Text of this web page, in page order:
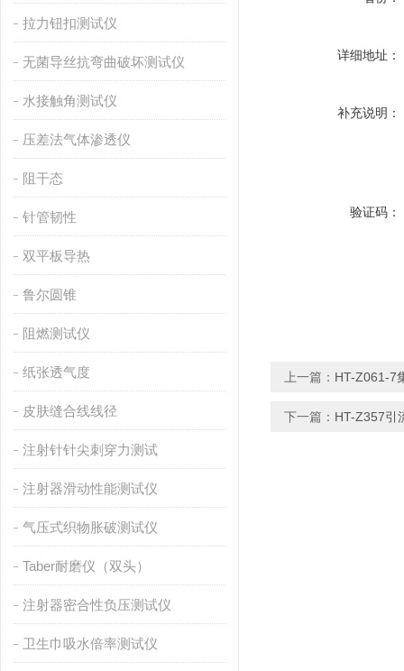
拉力钮扣测试仪
无菌导丝抗弯曲破坏测试仪
水接触角测试仪
压差法气体渗透仪
阻干态
针管韧性
双平板导热
鲁尔圆锥
阻燃测试仪
纸张透气度
皮肤缝合线线径
注射针针尖刺穿力测试
注射器滑动性能测试仪
气压式织物胀破测试仪
Taber耐磨仪（双头）
注射器密合性负压测试仪
卫生巾吸水倍率测试仪
详细地址：
补充说明：
验证码：
上一篇： HT-Z061-7
下一篇： HT-Z357引